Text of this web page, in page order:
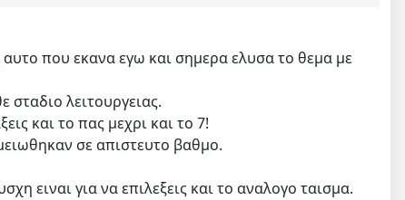
αυτο που εκανα εγω και σημερα ελυσα το θεμα με
λειτουργειας.
και το πας μεχρι και το 7!
σε απιστευτο βαθμο.
ειναι για να επιλεξεις και το αναλογο ταισμα.